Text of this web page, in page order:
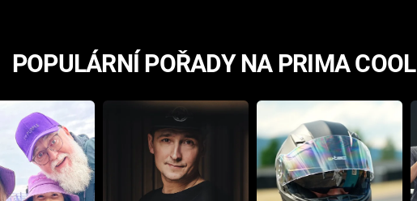
POPULÁRNÍ POŘADY NA PRIMA COOL